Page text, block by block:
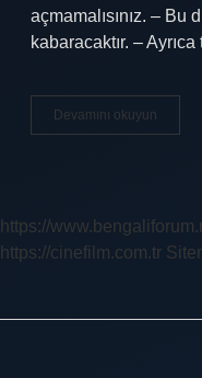
açmamalısınız. – Bu
kabaracaktır. –
Devamını okuyun
Böreği
Mı
https://
https://cinefilm.com.tr